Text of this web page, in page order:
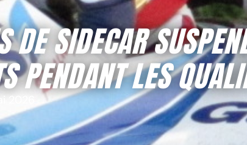
SIDECAR
PENDANT LES
2026